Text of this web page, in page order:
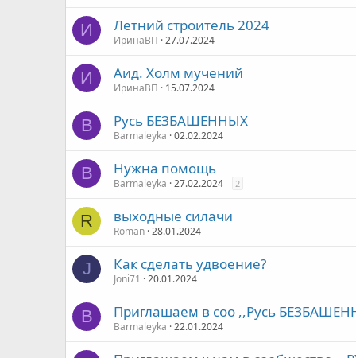
И Летний строитель 2024
ИринаВП 27.07.2024
И Аид. Холм мучений
ИринаВП 15.07.2024
B Русь БЕЗБАШЕННЫХ
Barmaleyka 02.02.2024
B Нужна помощь
Barmaleyka 27.02.2024 2
R выходные силачи
Roman 28.01.2024
J Как сделать удвоение?
Joni71 20.01.2024
B Приглашаем в соо ,,Русь
Barmaleyka 22.01.2024